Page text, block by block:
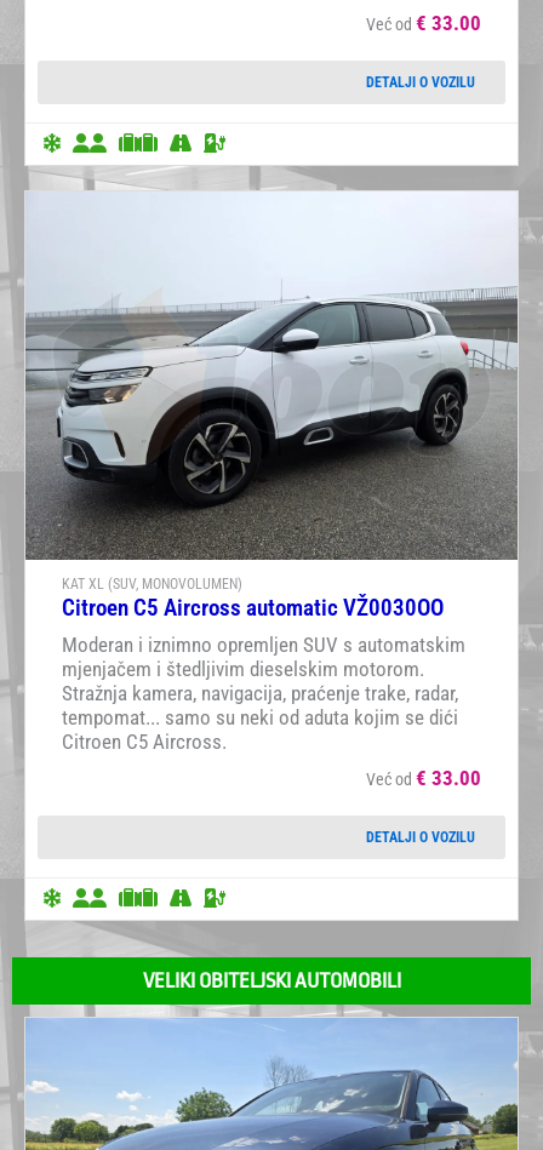
Već od € 33.00
DETALJI O VOZILU
KAT XL (SUV, MONOVOLUMEN)
Citroen C5 Aircross automatic VŽ0030OO
Moderan i iznimno opremljen SUV s automatskim
mjenjačem i štedljivim dieselskim motorom.
Stražnja kamera, navigacija, praćenje trake, radar,
tempomat... samo su neki od aduta kojim se dići
Citroen C5 Aircross.
Već od € 33.00
DETALJI O VOZILU
VELIKI OBITELJSKI AUTOMOBILI